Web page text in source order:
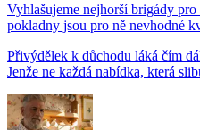
Vyhlašujeme nejhorší brigády
pokladny jsou pro ně nevhodné
Přivýdělek k důchodu láká čím
Jenže ne každá nabídka, která